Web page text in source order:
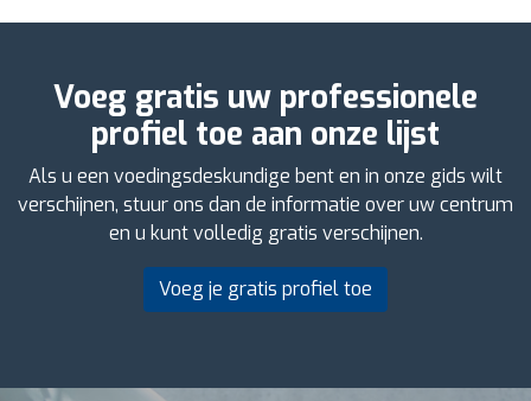
Voeg gratis uw professionele
profiel toe aan onze lijst
Als u een voedingsdeskundige bent en in onze gids wilt
verschijnen, stuur ons dan de informatie over uw centrum
en u kunt volledig gratis verschijnen.
Voeg je gratis profiel toe